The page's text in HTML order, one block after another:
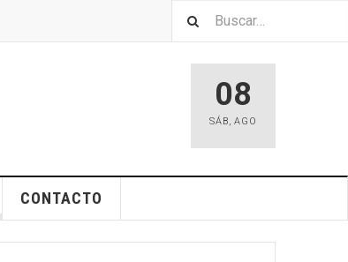
08
SÁB, AGO
CONTACTO